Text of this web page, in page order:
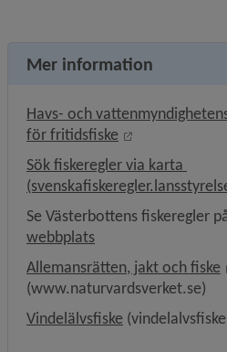
Mer information
Havs- och
för fritidsfiske
Länk till
Sök fiskeregler via karta
Se Västerbottens fiskeregler
webbplatsLänk till annan
Allemansrätten, jakt och fiske
(www.naturvardsverket.se)
VindelälvsfiskeLänk till annan